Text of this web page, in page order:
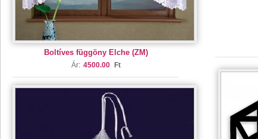
Boltíves függöny Elche (ZM)
Ár: 4500.00 Ft